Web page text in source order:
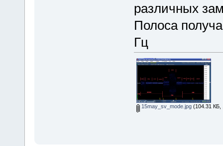
различных
Полоса
Гц
15may_sv_mode.jpg(104.31 КБ,